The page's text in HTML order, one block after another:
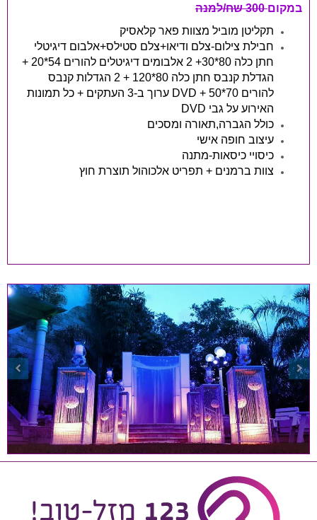
במקום300 שח/למנה
תקליטן מוביל מצוות פאר קלאסיק
חבילת צילום-צלם ודיאו+צלם סטילס+אלבום דיגיטלי
חתן כלה 80*30+ 2 אלבומים דיגיטלים להורים 54*20 +
הגדלת קנבס חתן כלה 80*120 + 2 הגדלות קנבס
להורים 70*50 + DVD ערוך ב-3 העתקים + כל תמונות
האירוע על גבי DVD
כולל הגברה,תאורה ומסכים
עיצוב חופה אישי
כיסויי כיסאות-מתנה
צוות ברמנים + תפריט אלכוהול תוצרת חוץ